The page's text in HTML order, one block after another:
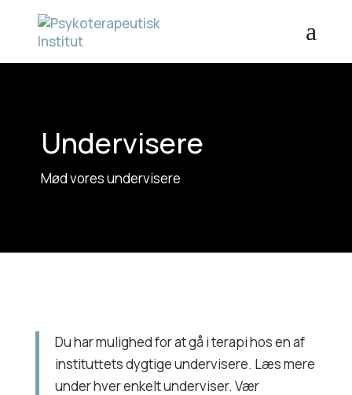
Undervisere
Mød vores undervisere
Du har mulighed for at gå i terapi hos en af
instituttets dygtige undervisere. Læs mere
under hver enkelt underviser. Vær